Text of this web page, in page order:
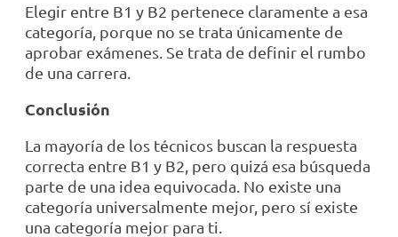
Elegir entre B1 y B2 pertenece claramente a esa
categoría, porque no se trata únicamente de
aprobar exámenes. Se trata de definir el rumbo
de una carrera.
Conclusión
La mayoría de los técnicos buscan la respuesta
correcta entre B1 y B2, pero quizá esa búsqueda
parte de una idea equivocada. No existe una
categoría universalmente mejor, pero sí existe
una categoría mejor para ti.